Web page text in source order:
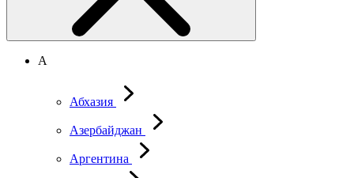
А
Абхазия
Азербайджан
Аргентина